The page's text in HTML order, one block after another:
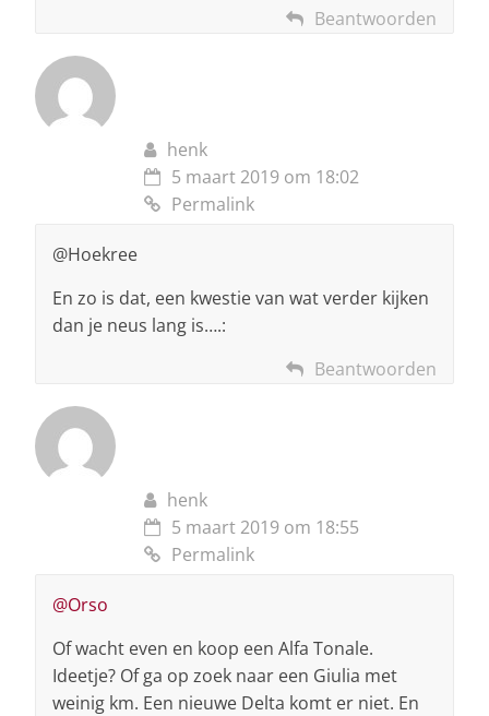
Beantwoorden
henk
5 maart 2019 om 18:02
Permalink
@Hoekree
En zo is dat, een kwestie van wat verder kijken
dan je neus lang is….:
Beantwoorden
henk
5 maart 2019 om 18:55
Permalink
@Orso
Of wacht even en koop een Alfa Tonale.
Ideetje? Of ga op zoek naar een Giulia met
weinig km. Een nieuwe Delta komt er niet. En